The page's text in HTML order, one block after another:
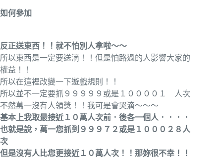
如何參加
反正送東西！！就不怕別人拿啦～～
所以東西是一定要送滴！！但是怕路過的人影響大家的
權益！！
所以在這裡改變一下遊戲規則！！
所以並不一定要抓９９９９９或是１００００１ 人次
不然萬一沒有人領獎！！我可是會哭滴～～～
基本上我取最接近１０萬人次前．後各一個人．．．．
也就是說，萬一您抓到９９９７２或是１０００２８人
次
但是沒有人比您更接近１０萬人次！！那妳很不幸！！